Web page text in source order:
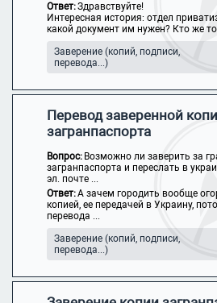
Ответ:Здравствуйте!
Интересная история: отдел
какой документ им нужен? Кто же
Заверение (копий, подписи,
перевода...)
Перевод заверенной
загранпаспорта
Вопрос: Возможно ли заверить за
загранпаспорта и переслать в
эл. почте ...
Ответ:А зачем городить вообще
копией, ее передачей в Украину,
перевода ...
Заверение (копий, подписи,
перевода...)